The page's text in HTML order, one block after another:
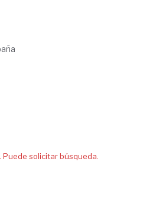
solicitar búsqueda.